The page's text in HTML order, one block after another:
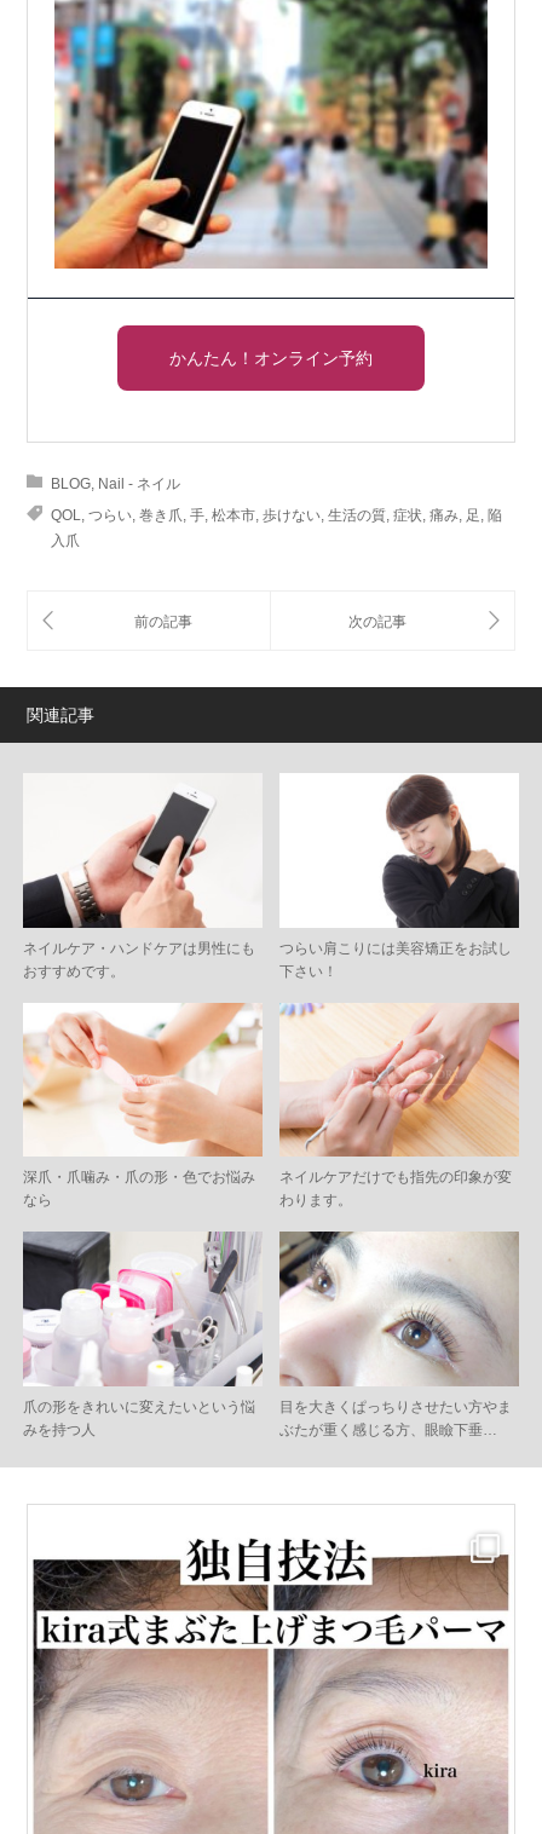
かんたん！オンライン予約
BLOG Nail - ネイル
QOL
つらい 巻き爪 手 松本市 歩けない 生活の質 症状 痛み 足 陥
入爪
関連記事
ネイルケア・ハンドケアは男性にも
おすすめです。
つらい肩こりには美容矯正をお試し
下さい！
深爪・爪噛み・爪の形・色でお悩み
なら
ネイルケアだけでも指先の印象が変
わります。
爪の形をきれいに変えたいという悩
みを持つ人
目を大きくぱっちりさせたい方やま
ぶたが重く感じる方、眼瞼下垂…